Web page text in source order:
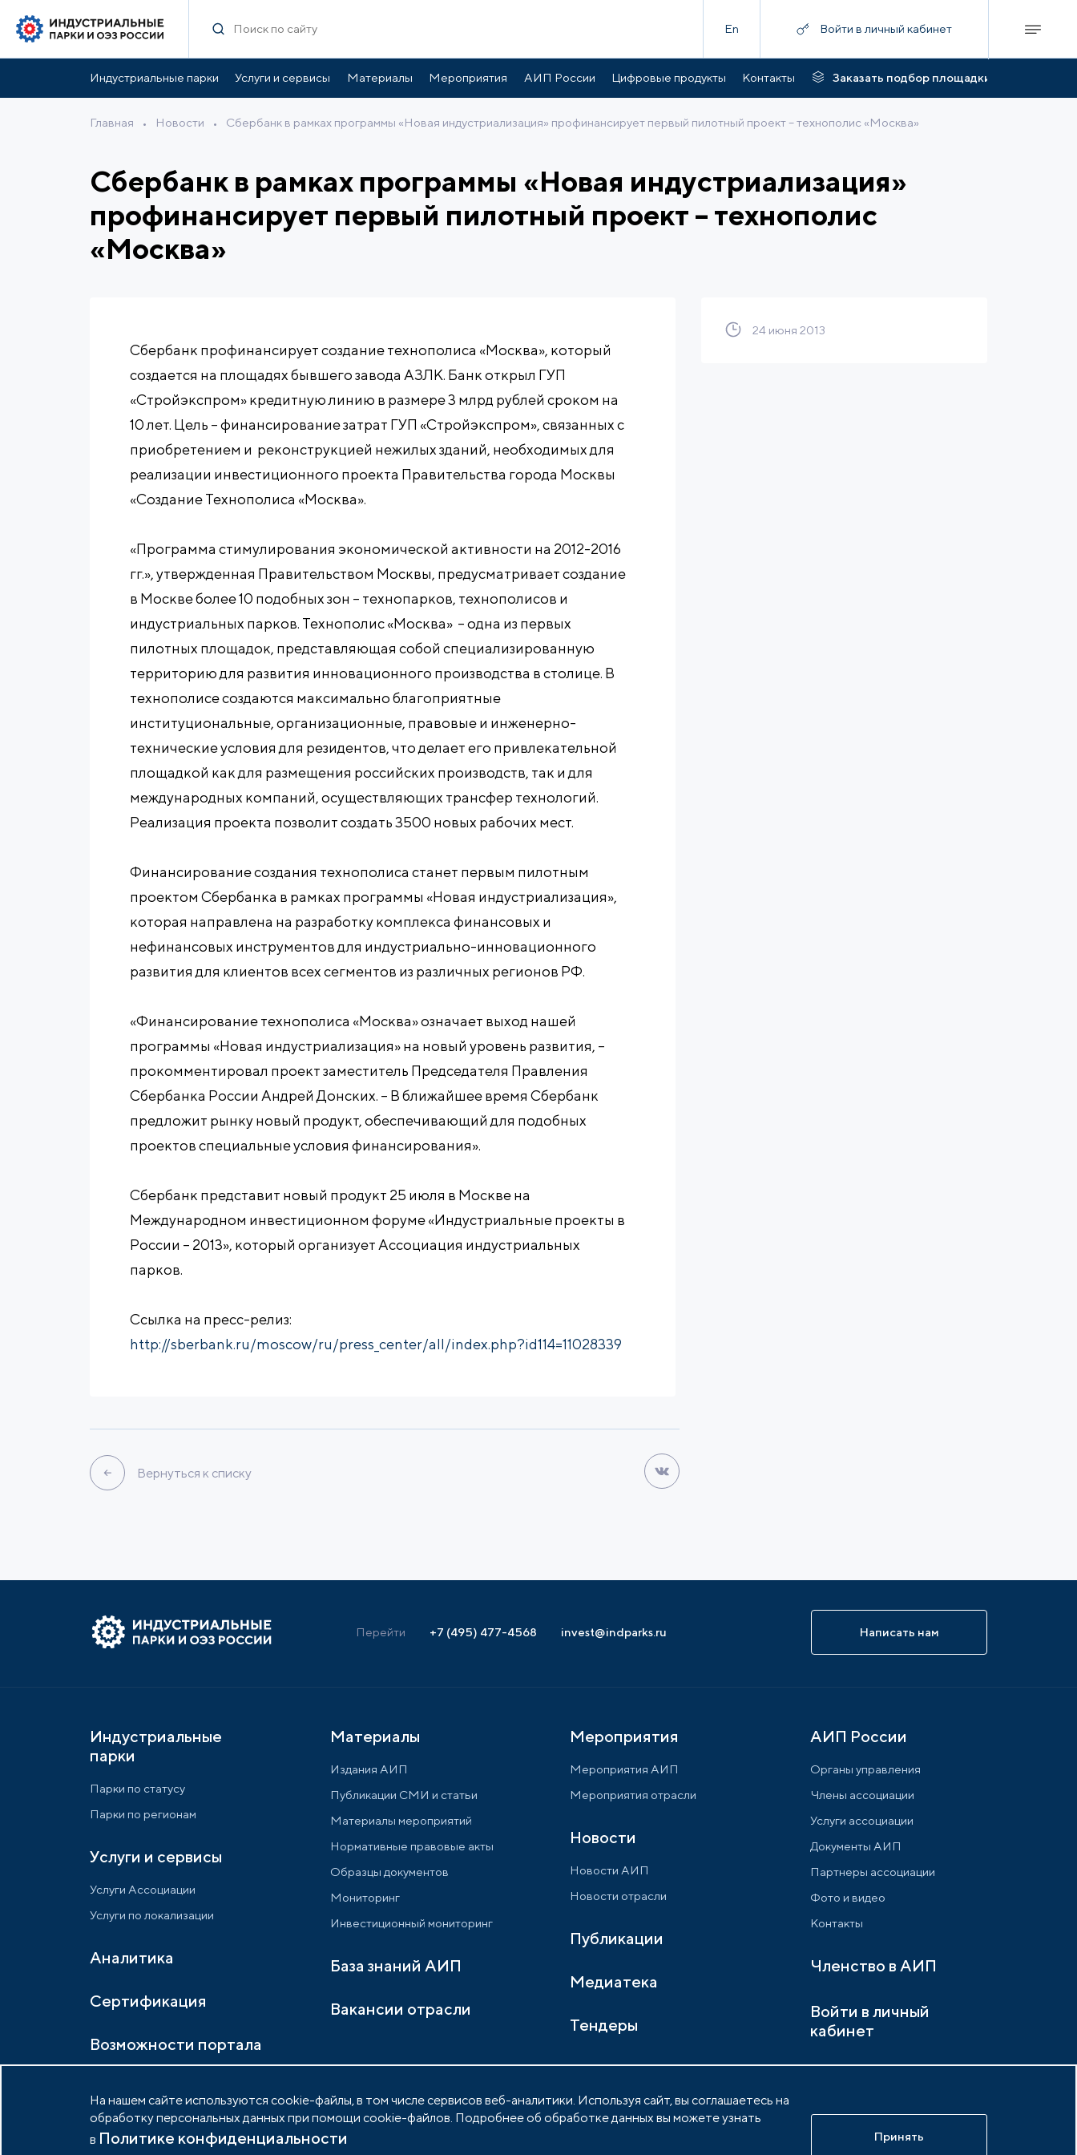
En Войти в личный кабинет
Индустриальные парки Услуги и сервисы Материалы Мероприятия АИП России Цифровые продукты Контакты Заказать подбор площадки
Главная • Новости • Сбербанк в рамках программы «Новая индустриализация» профинансирует первый пилотный проект – технополис «Москва»
Сбербанк в рамках программы «Новая индустриализация»
профинансирует первый пилотный проект – технополис
«Москва»
Сбербанк профинансирует создание технополиса «Москва», который
создается на площадях бывшего завода АЗЛК. Банк открыл ГУП
«Стройэкспром» кредитную линию в размере 3 млрд рублей сроком на
10 лет. Цель – финансирование затрат ГУП «Стройэкспром», связанных с
приобретением и реконструкцией нежилых зданий, необходимых для
реализации инвестиционного проекта Правительства города Москвы
«Создание Технополиса «Москва».
«Программа стимулирования экономической активности на 2012-2016
гг.», утвержденная Правительством Москвы, предусматривает создание
в Москве более 10 подобных зон – технопарков, технополисов и
индустриальных парков. Технополис «Москва» – одна из первых
пилотных площадок, представляющая собой специализированную
территорию для развития инновационного производства в столице. В
технополисе создаются максимально благоприятные
институциональные, организационные, правовые и инженерно-
технические условия для резидентов, что делает его привлекательной
площадкой как для размещения российских производств, так и для
международных компаний, осуществляющих трансфер технологий.
Реализация проекта позволит создать 3500 новых рабочих мест.
Финансирование создания технополиса станет первым пилотным
проектом Сбербанка в рамках программы «Новая индустриализация»,
которая направлена на разработку комплекса финансовых и
нефинансовых инструментов для индустриально-инновационного
развития для клиентов всех сегментов из различных регионов РФ.
«Финансирование технополиса «Москва» означает выход нашей
программы «Новая индустриализация» на новый уровень развития, –
прокомментировал проект заместитель Председателя Правления
Сбербанка России Андрей Донских. – В ближайшее время Сбербанк
предложит рынку новый продукт, обеспечивающий для подобных
проектов специальные условия финансирования».
Сбербанк представит новый продукт 25 июля в Москве на
Международном инвестиционном форуме «Индустриальные проекты в
России – 2013», который организует Ассоциация индустриальных
парков.
Ссылка на пресс-релиз:
http://sberbank.ru/moscow/ru/press_center/all/index.php?id114=11028339
24 июня 2013
Вернуться к списку
Перейти +7 (495) 477-4568 invest@indparks.ru Написать нам
Индустриальные
парки
Парки по статусу
Парки по регионам
Услуги и сервисы
Услуги Ассоциации
Услуги по локализации
Аналитика
Сертификация
Возможности портала
Материалы
Издания АИП
Публикации СМИ и статьи
Материалы мероприятий
Нормативные правовые акты
Образцы документов
Мониторинг
Инвестиционный мониторинг
База знаний АИП
Вакансии отрасли
Мероприятия
Мероприятия АИП
Мероприятия отрасли
Новости
Новости АИП
Новости отрасли
Публикации
Медиатека
Тендеры
АИП России
Органы управления
Члены ассоциации
Услуги ассоциации
Документы АИП
Партнеры ассоциации
Фото и видео
Контакты
Членство в АИП
Войти в личный
кабинет
© 2026 Портал индустриальных парков России Разработано вidem.agency
На нашем сайте используются cookie-файлы, в том числе сервисов веб-аналитики. Используя сайт, вы соглашаетесь на
обработку персональных данных при помощи cookie-файлов. Подробнее об обработке данных вы можете узнать
в Политике конфиденциальности Принять